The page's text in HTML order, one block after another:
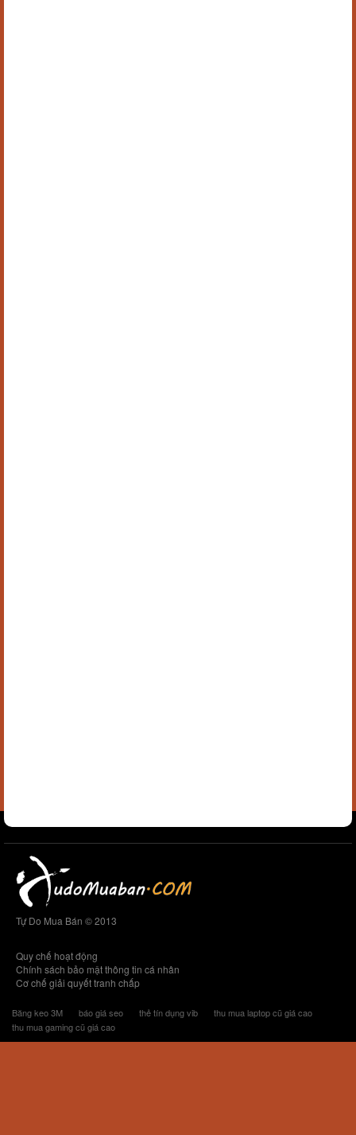
Tự Do Mua Bán © 2013
Quy chế hoạt động
Chính sách bảo mật thông tin cá nhân
Cơ chế giải quyết tranh chấp
Băng keo 3M báo giá seo thẻ tín dụng vib
thu mua laptop cũ giá cao
thu mua gaming cũ giá cao